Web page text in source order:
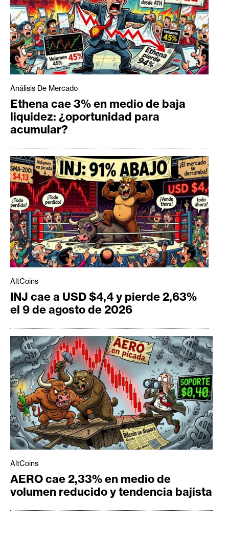
Análisis De Mercado
Ethena cae 3% en medio de baja
liquidez: ¿oportunidad para
acumular?
AltCoins
INJ cae a USD $4,4 y pierde 2,63%
el 9 de agosto de 2026
AltCoins
AERO cae 2,33% en medio de
volumen reducido y tendencia bajista